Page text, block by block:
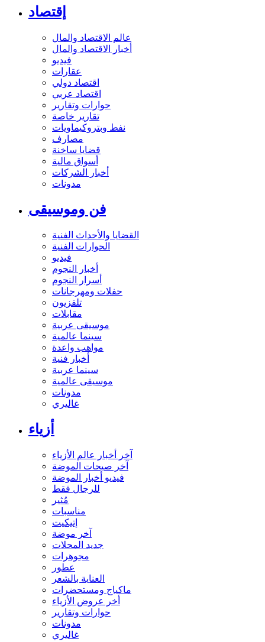
إقتصاد
عالم الاقتصاد والمال
أخبار الاقتصاد والمال
فيديو
عقارات
اقتصاد دولي
اقتصاد عربي
حوارات وتقارير
تقارير خاصة
نفط وبتروكيماويات
مصارف
قضايا ساخنة
أسواق مالية
أخبار الشركات
مدونات
فن وموسيقى
القضايا والأحداث الفنية
الحوارات الفنية
فيديو
أخبار النجوم
أسرار النجوم
حفلات ومهرجانات
تلفزيون
مقابلات
موسيقى عربية
سينما عالمية
مواهب واعدة
أخبار فنية
سينما عربية
موسيقى عالمية
مدونات
غاليري
أزياء
آخر أخبار عالم الأزياء
آخر صيحات الموضة
فيديو أخبار الموضة
للرجال فقط
مُثير
مناسبات
إتيكيت
آخر موضة
جديد المحلات
مجوهرات
عطور
العناية بالشعر
ماكياج ومستحضرات
أخر عروض الأزياء
حوارات وتقارير
مدونات
غاليري